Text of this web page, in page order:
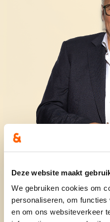
Deze website maakt
We gebruiken cookies om
personaliseren, om
en om ons websiteverkeer